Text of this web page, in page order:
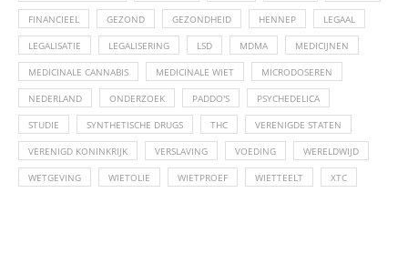
FINANCIEEL GEZOND GEZONDHEID HENNEP LEGAAL
LEGALISATIE LEGALISERING LSD MDMA MEDICIJNEN
MEDICINALE CANNABIS MEDICINALE WIET MICRODOSEREN
NEDERLAND ONDERZOEK PADDO'S PSYCHEDELICA
STUDIE SYNTHETISCHE DRUGS THC VERENIGDE STATEN
VERENIGD KONINKRIJK VERSLAVING VOEDING WERELDWIJD
WETGEVING WIETOLIE WIETPROEF WIETTEELT XTC